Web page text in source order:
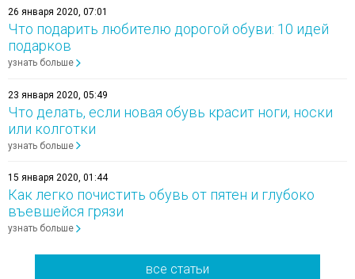
26 января 2020, 07:01
Что подарить любителю дорогой обуви: 10 идей
подарков
узнать больше
23 января 2020, 05:49
Что делать, если новая обувь красит ноги, носки
или колготки
узнать больше
15 января 2020, 01:44
Как легко почистить обувь от пятен и глубоко
въевшейся грязи
узнать больше
все статьи